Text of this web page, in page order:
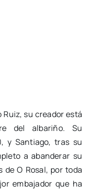
su creador está
del albariño. Su
y Santiago, tras su
a abanderar su
de O Rosal, por toda
embajador que ha